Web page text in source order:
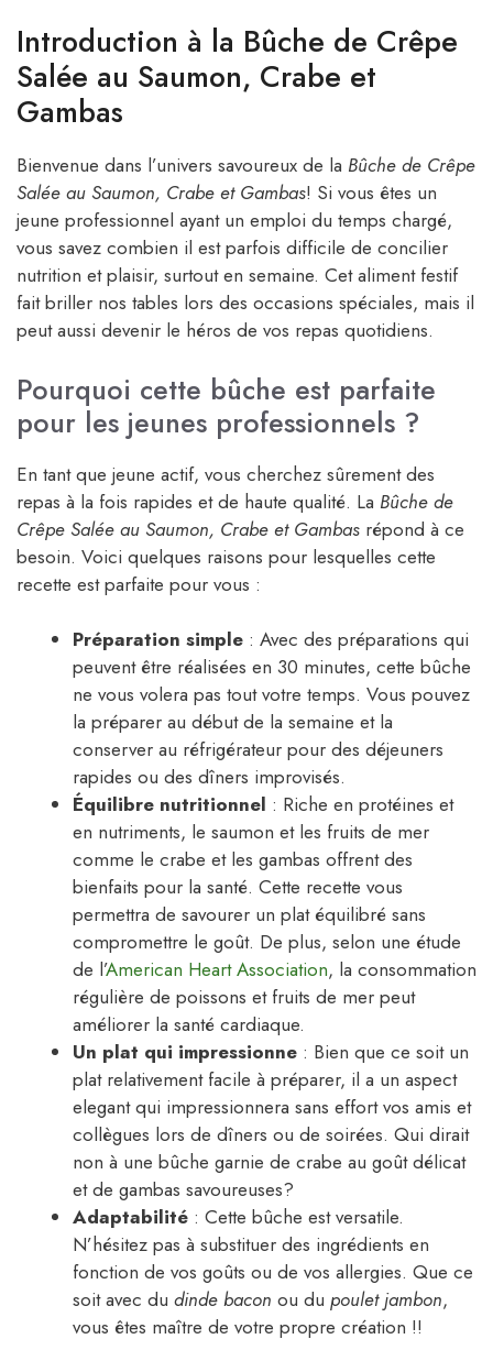
Introduction à la Bûche de Crêpe
Salée au Saumon, Crabe et
Gambas
Bienvenue dans l’univers savoureux de la Bûche de Crêpe
Salée au Saumon, Crabe et Gambas! Si vous êtes un
jeune professionnel ayant un emploi du temps chargé,
vous savez combien il est parfois difficile de concilier
nutrition et plaisir, surtout en semaine. Cet aliment festif
fait briller nos tables lors des occasions spéciales, mais il
peut aussi devenir le héros de vos repas quotidiens.
Pourquoi cette bûche est parfaite
pour les jeunes professionnels ?
En tant que jeune actif, vous cherchez sûrement des
repas à la fois rapides et de haute qualité. La Bûche de
Crêpe Salée au Saumon, Crabe et Gambas répond à ce
besoin. Voici quelques raisons pour lesquelles cette
recette est parfaite pour vous :
Préparation simple : Avec des préparations qui
peuvent être réalisées en 30 minutes, cette bûche
ne vous volera pas tout votre temps. Vous pouvez
la préparer au début de la semaine et la
conserver au réfrigérateur pour des déjeuners
rapides ou des dîners improvisés.
Équilibre nutritionnel : Riche en protéines et
en nutriments, le saumon et les fruits de mer
comme le crabe et les gambas offrent des
bienfaits pour la santé. Cette recette vous
permettra de savourer un plat équilibré sans
compromettre le goût. De plus, selon une étude
de l’American Heart Association, la consommation
régulière de poissons et fruits de mer peut
améliorer la santé cardiaque.
Un plat qui impressionne : Bien que ce soit un
plat relativement facile à préparer, il a un aspect
elegant qui impressionnera sans effort vos amis et
collègues lors de dîners ou de soirées. Qui dirait
non à une bûche garnie de crabe au goût délicat
et de gambas savoureuses?
Adaptabilité : Cette bûche est versatile.
N’hésitez pas à substituer des ingrédients en
fonction de vos goûts ou de vos allergies. Que ce
soit avec du dinde bacon ou du poulet jambon,
vous êtes maître de votre propre création !!